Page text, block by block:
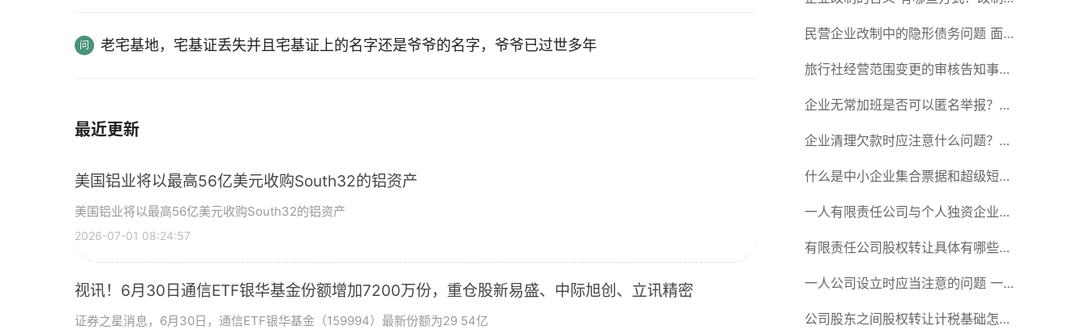
老宅基地，宅基证丢失并且宅基证上的名字还是爷爷的名字，爷爷已过世多年
最近更新
美国铝业将以最高56亿美元收购South32的铝资产
美国铝业将以最高56亿美元收购South32的铝资产
2026-07-01 08:24:57
视讯！6月30日通信ETF银华基金份额增加7200万份，重仓股新易盛、中际旭创、立讯精密
证券之星消息，6月30日，通信ETF银华基金（159994）最新份额为29 54亿
后国企员工属于什么性质？
民营企业改制中的隐形债务问题 面
对隐形债务问题应该如何解决？
旅行社经营范围变更的审核告知事项
旅游业的发展现状和趋势
企业无常加班是否可以匿名举报？强
制加班公司没有加班费怎么办？
企业清理欠款时应注意什么问题？企
业短期借款需要注意哪些事项？
什么是中小企业集合票据和超级短期
融资券？一起来了解一下吧！
一人有限责任公司与个人独资企业的
区别 这些知识你都知道吗？
有限责任公司股权转让具体有哪些形
式？来了解下这五种形式
一人公司设立时应当注意的问题 一
人公司的特征
公司股东之间股权转让计税基础怎么